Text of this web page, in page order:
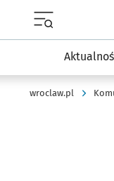
wroclaw.pl